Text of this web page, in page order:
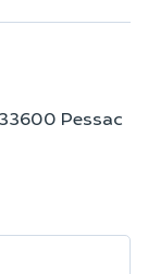
Pessac